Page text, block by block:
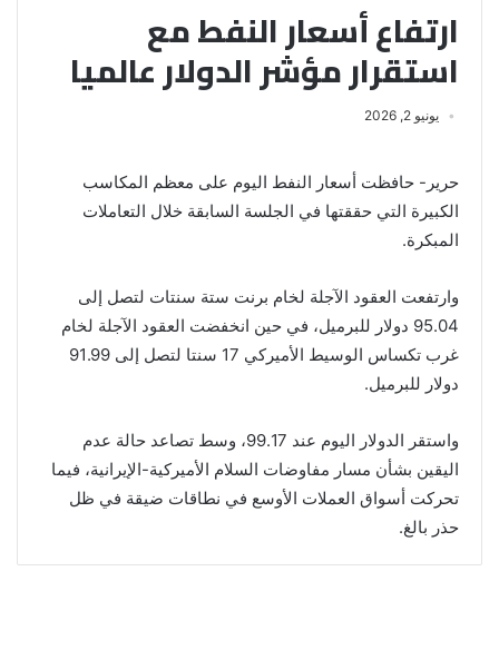
ارتفاع أسعار النفط مع
استقرار مؤشر الدولار عالميا
يونيو 2, 2026
حرير- حافظت أسعار النفط اليوم على معظم المكاسب
الكبيرة التي ⁠حققتها في الجلسة السابقة خلال التعاملات
المبكرة.
وارتفعت العقود الآجلة لخام برنت ستة سنتات لتصل ‌إلى
95.04 ‌دولار للبرميل، في حين انخفضت العقود الآجلة لخام
غرب تكساس الوسيط الأميركي 17 سنتا لتصل إلى 91.99
دولار للبرميل.
واستقر الدولار اليوم عند 99.17، وسط تصاعد حالة عدم
اليقين بشأن مسار مفاوضات السلام الأميركية-الإيرانية، فيما
تحركت أسواق العملات الأوسع في نطاقات ضيقة في ظل
حذر بالغ.